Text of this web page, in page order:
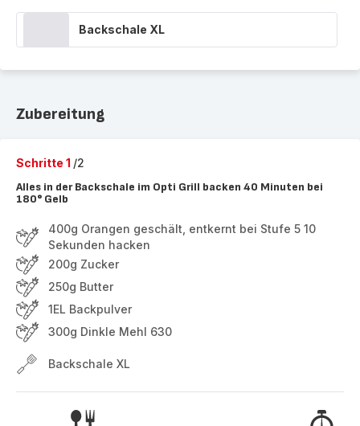
Backschale XL
Zubereitung
Schritte 1 /2
Alles in der Backschale im Opti Grill backen 40 Minuten bei
180° Gelb
400g Orangen geschält, entkernt bei Stufe 5 10
Sekunden hacken
200g Zucker
250g Butter
1EL Backpulver
300g Dinkle Mehl 630
Backschale XL